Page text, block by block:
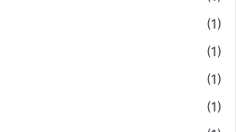
(1)
(1)
(1)
(1)